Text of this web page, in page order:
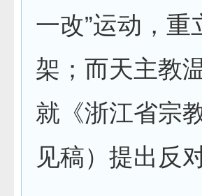
一改”运动，
架；而天主教
就《浙江省宗
见稿）提出反